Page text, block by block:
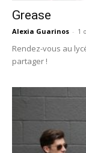
Grease
Alexia Guarinos - 1
Rendez-vous au
partager !